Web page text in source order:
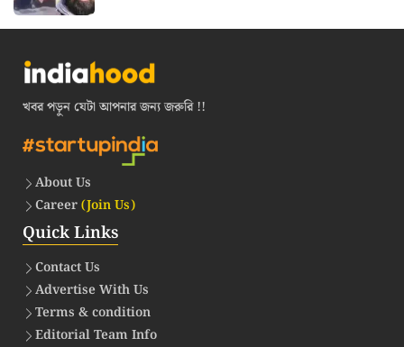
খবর পড়ুন যেটা আপনার জন্য জরুরি !!
About Us
Career(Join Us)
Quick Links
Contact Us
Advertise With Us
Terms & condition
Editorial Team Info